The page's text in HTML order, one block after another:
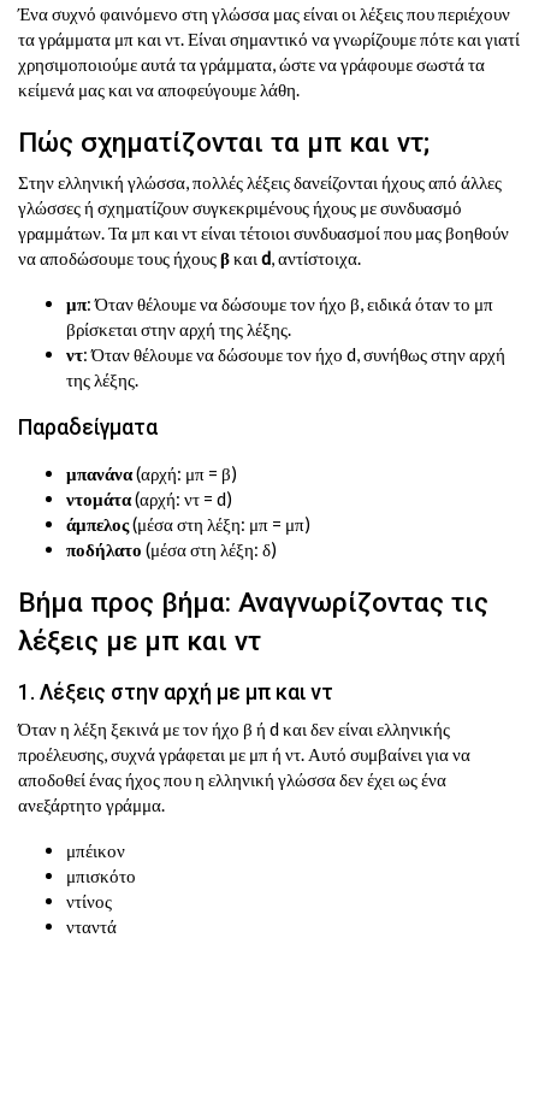
Ένα συχνό φαινόμενο στη γλώσσα μας είναι οι λέξεις που περιέχουν
τα γράμματα μπ και ντ. Είναι σημαντικό να γνωρίζουμε πότε και γιατί
χρησιμοποιούμε αυτά τα γράμματα, ώστε να γράφουμε σωστά τα
κείμενά μας και να αποφεύγουμε λάθη.
Πώς σχηματίζονται τα μπ και ντ;
Στην ελληνική γλώσσα, πολλές λέξεις δανείζονται ήχους από άλλες
γλώσσες ή σχηματίζουν συγκεκριμένους ήχους με συνδυασμό
γραμμάτων. Τα μπ και ντ είναι τέτοιοι συνδυασμοί που μας βοηθούν
να αποδώσουμε τους ήχουςβκαι d, αντίστοιχα.
μπ: Όταν θέλουμε να δώσουμε τον ήχο β, ειδικά όταν το μπ
βρίσκεται στην αρχή της λέξης.
ντ: Όταν θέλουμε να δώσουμε τον ήχο d, συνήθως στην αρχή
της λέξης.
Παραδείγματα
μπανάνα(αρχή: μπ = β)
ντομάτα(αρχή: ντ = d)
άμπελος(μέσα στη λέξη: μπ = μπ)
ποδήλατο (μέσα στη λέξη: δ)
Βήμα προς βήμα: Αναγνωρίζοντας τις
λέξεις με μπ και ντ
1. Λέξεις στην αρχή με μπ και ντ
Όταν η λέξη ξεκινά με τον ήχο β ή d και δεν είναι ελληνικής
προέλευσης, συχνά γράφεται με μπ ή ντ. Αυτό συμβαίνει για να
αποδοθεί ένας ήχος που η ελληνική γλώσσα δεν έχει ως ένα
ανεξάρτητο γράμμα.
μπέικον
μπισκότο
ντίνος
νταντά